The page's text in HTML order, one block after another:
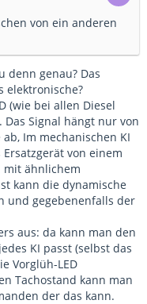
von ein anderen
denn genau? Das
elektronische?
(wie bei allen Diesel
Signal hängt nur von
Im mechanischen KI
von einem
mit ähnlichem
kann die dynamische
und gegebenenfalls der
aus: da kann man den
KI passt (selbst das
Vorglüh-LED
Tachostand kann man
der das kann.